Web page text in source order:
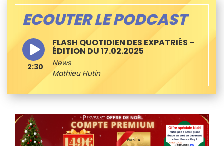
ECOUTER LE PODCAST
FLASH QUOTIDIEN DES EXPATRIÉS –
ÉDITION DU 17.02.2025
News
Mathieu Hutin
2:30